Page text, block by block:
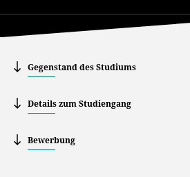
Gegenstand des Studiums
Details zum Studiengang
Bewerbung